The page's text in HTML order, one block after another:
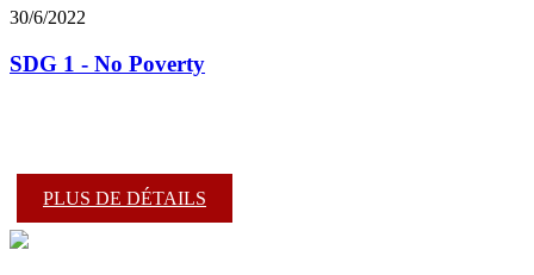
30/6/2022
SDG 1 - No Poverty
PLUS DE DÉTAILS